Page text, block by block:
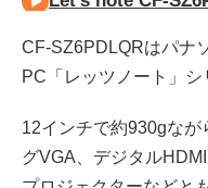
CF-SZ6PDLQRはパナ
PC「レッツノート」シ
12インチで約930gなが
グVGA、デジタル